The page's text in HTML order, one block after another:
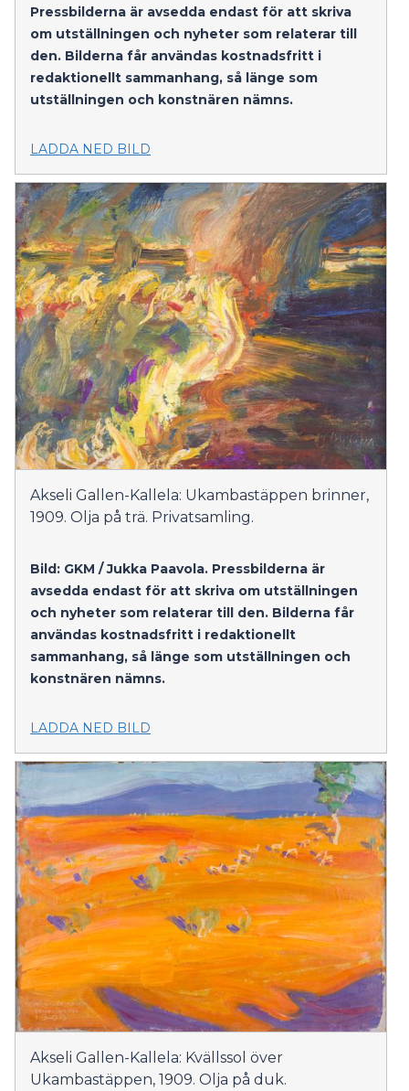
Pressbilderna är avsedda endast för att skriva
om utställningen och nyheter som relaterar till
den. Bilderna får användas kostnadsfritt i
redaktionellt sammanhang, så länge som
utställningen och konstnären nämns.
LADDA NED BILD
Akseli Gallen-Kallela: Ukambastäppen brinner,
1909. Olja på trä. Privatsamling.
Bild: GKM / Jukka Paavola. Pressbilderna är
avsedda endast för att skriva om utställningen
och nyheter som relaterar till den. Bilderna får
användas kostnadsfritt i redaktionellt
sammanhang, så länge som utställningen och
konstnären nämns.
LADDA NED BILD
Akseli Gallen-Kallela: Kvällssol över
Ukambastäppen, 1909. Olja på duk.